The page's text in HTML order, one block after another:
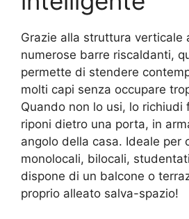
Grazie alla struttura verticale
numerose barre riscaldanti,
permette di stendere
molti capi senza occupare
Quando non lo usi, lo richiudi
riponi dietro una porta, in
angolo della casa. Ideale per
monolocali, bilocali,
dispone di un balcone o
proprio alleato salva-spazio!